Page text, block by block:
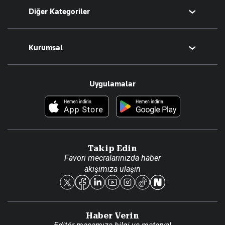
Tüm Yazarlar
Diğer Kategoriler
Magazin
Teknoloji
Resmî Ilanlar
Foto Haber
Kurumsal
Hakkımızda
Künye
Reklam Ver
Uygulamalar
Takip Edin
Favori mecralarınızda haber
akışımıza ulaşın
Haber Verin